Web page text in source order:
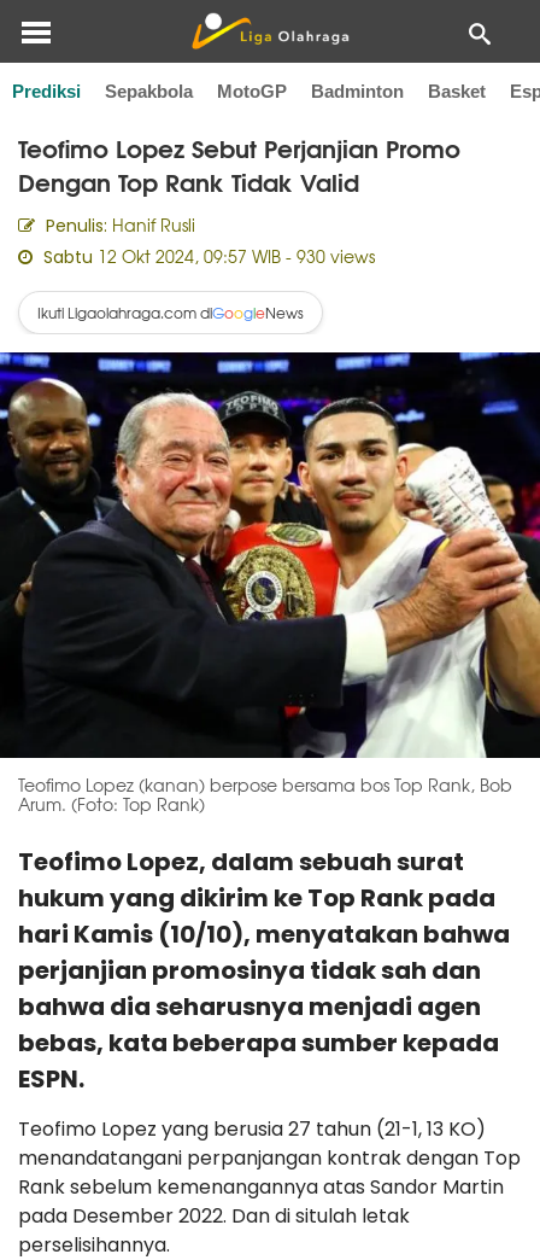
Prediksi Sepakbola MotoGP Badminton Basket
Home Tinju
Teofimo Lopez Sebut Perjanjian Promo
Dengan Top Rank Tidak Valid
Penulis: Hanif Rusli
Sabtu 12 Okt 2024, 09:57 WIB - 930 views
Ikuti Ligaolahraga.com diGoogleNews
Teofimo Lopez (kanan) berpose bersama bos Top Rank, Bob
Arum. (Foto: Top Rank)
Teofimo Lopez, dalam sebuah surat
hukum yang dikirim ke Top Rank pada
hari Kamis (10/10), menyatakan bahwa
perjanjian promosinya tidak sah dan
bahwa dia seharusnya menjadi agen
bebas, kata beberapa sumber kepada
ESPN.
Teofimo Lopez yang berusia 27 tahun (21-1, 13 KO)
menandatangani perpanjangan kontrak dengan Top
Rank sebelum kemenangannya atas Sandor Martin
pada Desember 2022. Dan di situlah letak
perselisihannya.